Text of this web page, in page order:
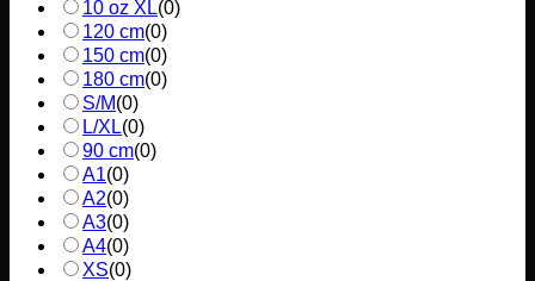
10 oz XL(0)
120 cm(0)
150 cm(0)
180 cm(0)
S/M(0)
L/XL(0)
90 cm(0)
A1(0)
A2(0)
A3(0)
A4(0)
XS(0)